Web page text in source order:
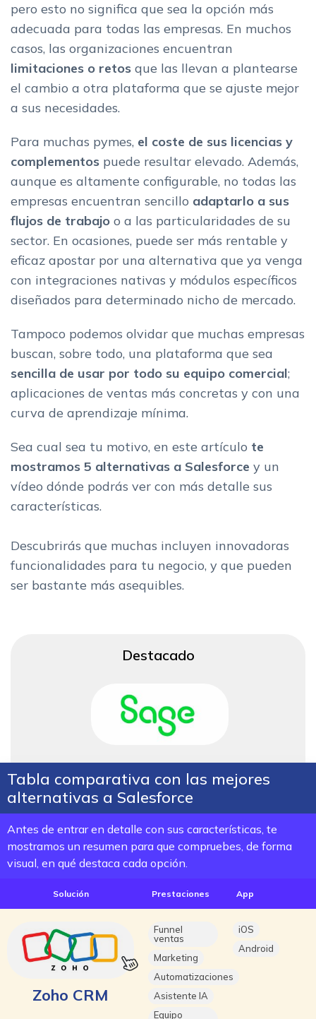
pero esto no significa que sea la opción más
adecuada para todas las empresas. En muchos
casos, las organizaciones encuentran
limitaciones o retos que las llevan a plantearse
el cambio a otra plataforma que se ajuste mejor
a sus necesidades.
Para muchas pymes, el coste de sus licencias y
complementos puede resultar elevado. Además,
aunque es altamente configurable, no todas las
empresas encuentran sencillo adaptarlo a sus
flujos de trabajo o a las particularidades de su
sector. En ocasiones, puede ser más rentable y
eficaz apostar por una alternativa que ya venga
con integraciones nativas y módulos específicos
diseñados para determinado nicho de mercado.
Tampoco podemos olvidar que muchas empresas
buscan, sobre todo, una plataforma que sea
sencilla de usar por todo su equipo comercial;
aplicaciones de ventas más concretas y con una
curva de aprendizaje mínima.
Sea cual sea tu motivo, en este artículo te
mostramos 5 alternativas a Salesforce y un
vídeo dónde podrás ver con más detalle sus
características.
Descubrirás que muchas incluyen innovadoras
funcionalidades para tu negocio, y que pueden
ser bastante más asequibles.
Destacado
Tabla comparativa con las mejores
alternativas a Salesforce
Antes de entrar en detalle con sus características, te
mostramos un resumen para que compruebes, de forma
visual, en qué destaca cada opción.
Solución Prestaciones App
Zoho CRM
Funnel
ventas
Marketing
Automatizaciones
Asistente IA
Equipo
iOS
Android